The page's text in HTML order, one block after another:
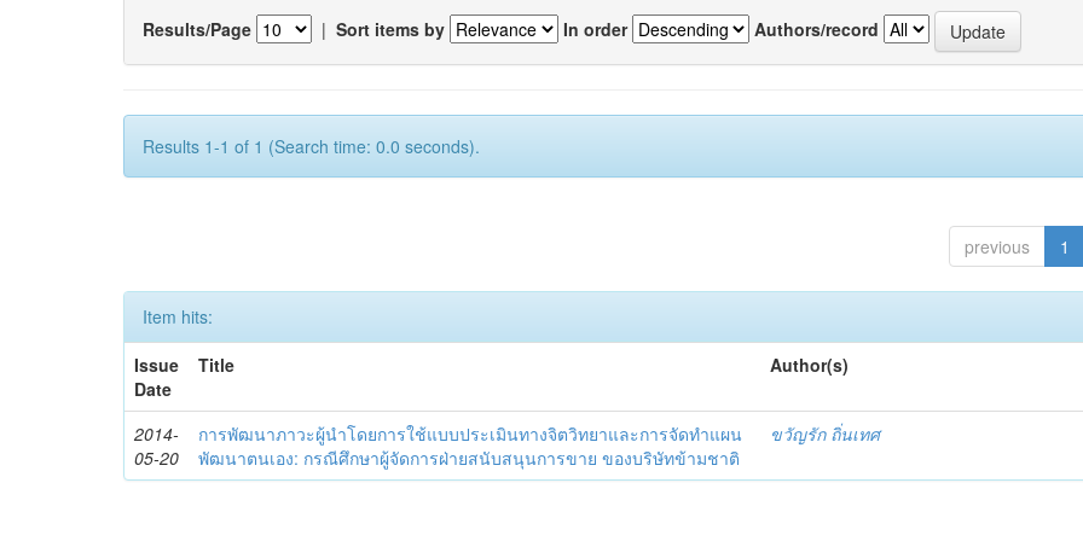
Results/Page | Sort items by In order Authors/record
Results 1-1 of 1 (Search time: 0.0 seconds).
previous 1
Item hits:
Issue
Date
Title Author(s)
2014-
05-20
การพัฒนาภาวะผู้นำโดยการใช้แบบประเมินทางจิตวิทยาและการจัดทำแผน
พัฒนาตนเอง: กรณีศึกษาผู้จัดการฝ่ายสนับสนุนการขาย ของบริษัทข้ามชาติ
ขวัญรัก ถิ่นเทศ